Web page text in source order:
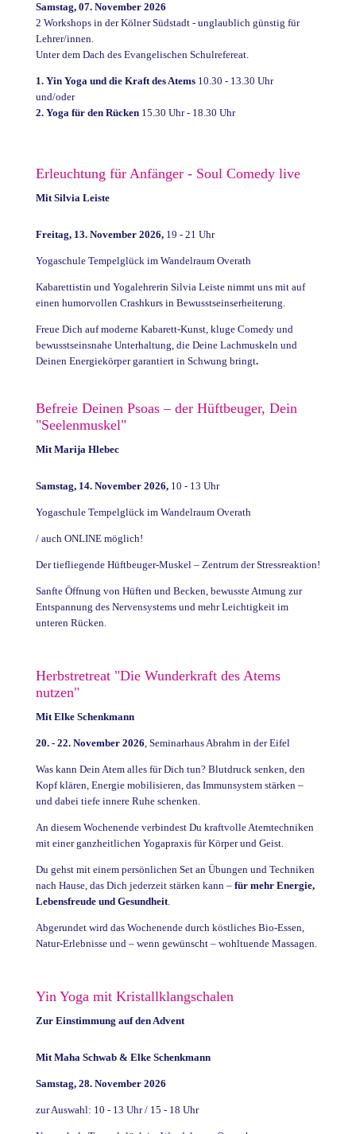
Samstag, 07. November 2026
2 Workshops in der Kölner Südstadt - unglaublich günstig für
Lehrer/innen.
Unter dem Dach des Evangelischen Schulrefereat.
1. Yin Yoga und die Kraft des Atems 10.30 - 13.30 Uhr
und/oder
2. Yoga für den Rücken 15.30 Uhr - 18.30 Uhr
Erleuchtung für Anfänger - Soul Comedy live
Mit Silvia Leiste
Freitag, 13. November 2026,19 - 21 Uhr
Yogaschule Tempelglück im Wandelraum Overath
Kabarettistin und Yogalehrerin Silvia Leiste nimmt uns mit auf
einen humorvollen Crashkurs in Bewusstseinserheiterung.
Freue Dich auf moderne Kabarett-Kunst, kluge Comedy und
bewusstseinsnahe Unterhaltung, die Deine Lachmuskeln und
Deinen Energiekörper garantiert in Schwung bringt.
Befreie Deinen Psoas – der Hüftbeuger, Dein
"Seelenmuskel"
Mit Marija Hlebec
Samstag, 14. November 2026,10 - 13 Uhr
Yogaschule Tempelglück im Wandelraum Overath
/ auch ONLINE möglich!
Der tiefliegende Hüftbeuger-Muskel – Zentrum der Stressreaktion!
Sanfte Öffnung von Hüften und Becken, bewusste Atmung zur
Entspannung des Nervensystems und mehr Leichtigkeit im
unteren Rücken.
Herbstretreat "Die Wunderkraft des Atems
nutzen"
Mit Elke Schenkmann
20. - 22. November 2026, Seminarhaus Abrahm in der Eifel
Was kann Dein Atem alles für Dich tun? Blutdruck senken, den
Kopf klären, Energie mobilisieren, das Immunsystem stärken –
und dabei tiefe innere Ruhe schenken.
An diesem Wochenende verbindest Du kraftvolle Atemtechniken
mit einer ganzheitlichen Yogapraxis für Körper und Geist.
Du gehst mit einem persönlichen Set an Übungen und Techniken
nach Hause, das Dich jederzeit stärken kann – für mehr Energie,
Lebensfreude und Gesundheit.
Abgerundet wird das Wochenende durch köstliches Bio-Essen,
Natur-Erlebnisse und – wenn gewünscht – wohltuende Massagen.
Yin Yoga mit Kristallklangschalen
Zur Einstimmung auf den Advent
Mit Maha Schwab & Elke Schenkmann
Samstag, 28. November 2026
zur Auswahl: 10 - 13 Uhr / 15 - 18 Uhr